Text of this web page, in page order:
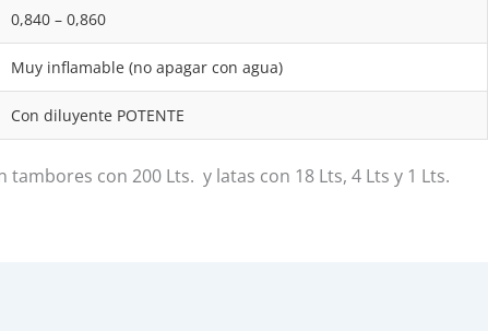
0,840 – 0,860
Muy inflamable (no apagar con agua)
Con diluyente POTENTE
tambores con 200 Lts. y latas con 18 Lts, 4 Lts y 1 Lts.